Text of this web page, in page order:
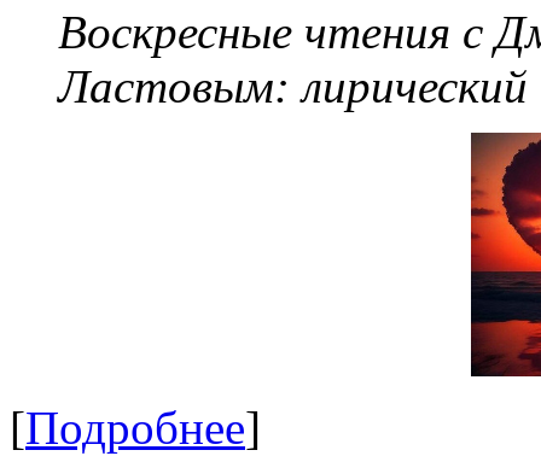
Воскресные чтения с
Ластовым:
[Подробнее]